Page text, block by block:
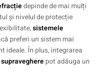
depinde de mai mulți
și nivelul de protecție
sistemele
preferi un sistem mai
ideale. În plus, integrarea
pot adăuga un